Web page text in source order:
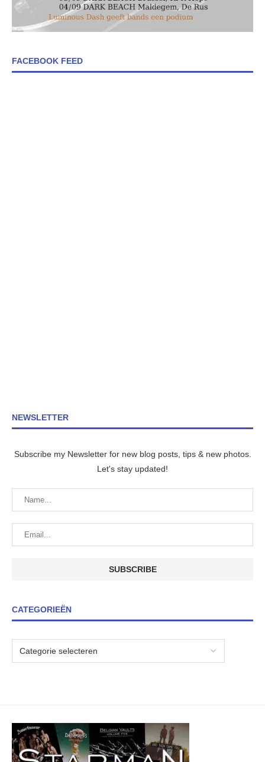
FACEBOOK FEED
NEWSLETTER
Subscribe my Newsletter for new blog posts, tips & new photos.
Let's stay updated!
CATEGORIEËN